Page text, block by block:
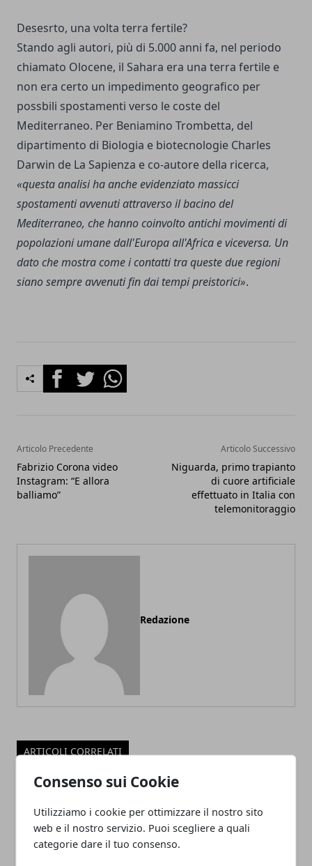
Consenso sui Cookie
Utilizziamo i cookie per ottimizzare il nostro sito
web e il nostro servizio. Puoi scegliere a quali
categorie dare il tuo consenso.
Desesrto, una volta terra fertile?
Stando agli autori, più di 5.000 anni fa, nel periodo
chiamato Olocene, il Sahara era una terra fertile e
non era certo un impedimento geografico per
possbili spostamenti verso le coste del
Mediterraneo. Per Beniamino Trombetta, del
dipartimento di Biologia e biotecnologie Charles
Darwin de La Sapienza e co-autore della ricerca,
«questa analisi ha anche evidenziato massicci
spostamenti avvenuti attraverso il bacino del
Mediterraneo, che hanno coinvolto antichi movimenti di
popolazioni umane dall'Europa all'Africa e viceversa. Un
datoche mostra come i contatti tra queste due regioni
siano sempre avvenuti fin dai tempi preistorici».
FacebookTwitterWhatsapp
Articolo Precedente
Fabrizio Corona video
Instagram: “E allora
balliamo”
Articolo Successivo
Niguarda, primo trapianto
di cuore artificiale
effettuato in Italia con
telemonitoraggio
Redazione
ARTICOLI CORRELATI